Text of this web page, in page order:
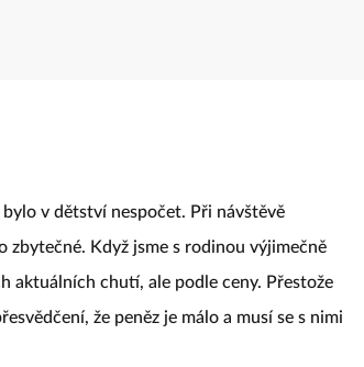
v dětství nespočet. Při návštěvě
zbytečné. Když jsme s rodinou výjimečně
aktuálních chutí, ale podle ceny. Přestože
že peněz je málo a musí se s nimi